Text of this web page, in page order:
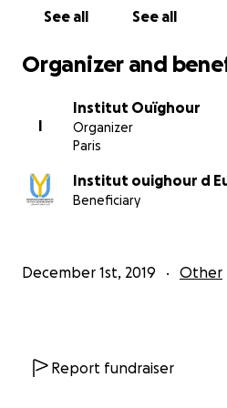
See all See all
Organizer and
I
Institut Ouïghour
Organizer
Paris
Institut ouighour d
Beneficiary
December 1st, 2019 Other
Report fundraiser